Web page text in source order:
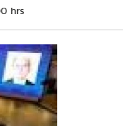
hrs